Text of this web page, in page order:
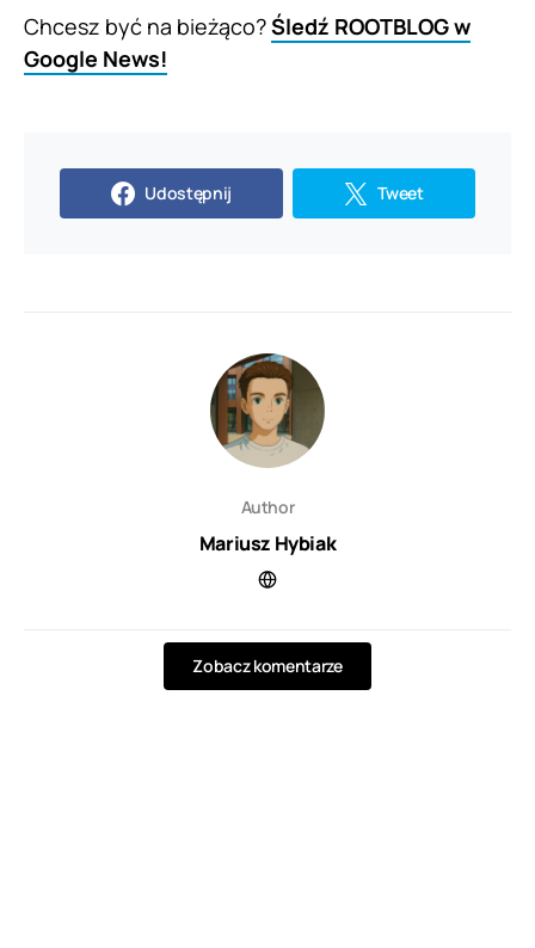
Chcesz być na bieżąco?Śledź ROOTBLOG w
Google News!
Udostępnij Tweet
Author
Mariusz Hybiak
Zobacz komentarze